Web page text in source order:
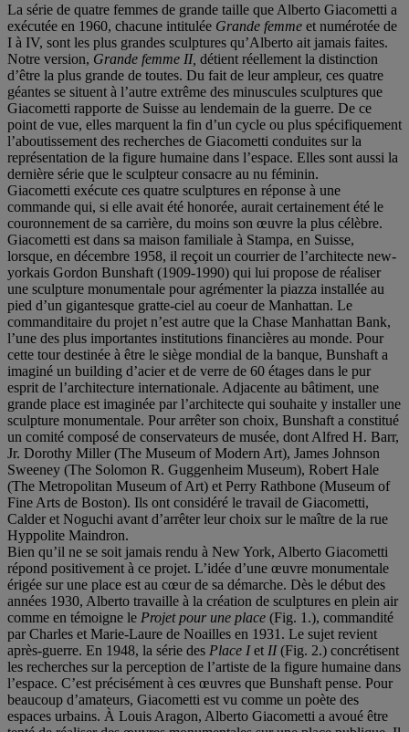
La série de quatre femmes de grande taille que Alberto Giacometti a
exécutée en 1960, chacune intitulée Grande femme et numérotée de
I à IV, sont les plus grandes sculptures qu’Alberto ait jamais faites.
Notre version, Grande femme II, détient réellement la distinction
d’être la plus grande de toutes. Du fait de leur ampleur, ces quatre
géantes se situent à l’autre extrême des minuscules sculptures que
Giacometti rapporte de Suisse au lendemain de la guerre. De ce
point de vue, elles marquent la fin d’un cycle ou plus spécifiquement
l’aboutissement des recherches de Giacometti conduites sur la
représentation de la figure humaine dans l’espace. Elles sont aussi la
dernière série que le sculpteur consacre au nu féminin.
Giacometti exécute ces quatre sculptures en réponse à une
commande qui, si elle avait été honorée, aurait certainement été le
couronnement de sa carrière, du moins son œuvre la plus célèbre.
Giacometti est dans sa maison familiale à Stampa, en Suisse,
lorsque, en décembre 1958, il reçoit un courrier de l’architecte new-
yorkais Gordon Bunshaft (1909-1990) qui lui propose de réaliser
une sculpture monumentale pour agrémenter la piazza installée au
pied d’un gigantesque gratte-ciel au coeur de Manhattan. Le
commanditaire du projet n’est autre que la Chase Manhattan Bank,
l’une des plus importantes institutions financières au monde. Pour
cette tour destinée à être le siège mondial de la banque, Bunshaft a
imaginé un building d’acier et de verre de 60 étages dans le pur
esprit de l’architecture internationale. Adjacente au bâtiment, une
grande place est imaginée par l’architecte qui souhaite y installer une
sculpture monumentale. Pour arrêter son choix, Bunshaft a constitué
un comité composé de conservateurs de musée, dont Alfred H. Barr,
Jr. Dorothy Miller (The Museum of Modern Art), James Johnson
Sweeney (The Solomon R. Guggenheim Museum), Robert Hale
(The Metropolitan Museum of Art) et Perry Rathbone (Museum of
Fine Arts de Boston). Ils ont considéré le travail de Giacometti,
Calder et Noguchi avant d’arrêter leur choix sur le maître de la rue
Hyppolite Maindron.
Bien qu’il ne se soit jamais rendu à New York, Alberto Giacometti
répond positivement à ce projet. L’idée d’une œuvre monumentale
érigée sur une place est au cœur de sa démarche. Dès le début des
années 1930, Alberto travaille à la création de sculptures en plein air
comme en témoigne le Projet pour une place (Fig. 1.), commandité
par Charles et Marie-Laure de Noailles en 1931. Le sujet revient
après-guerre. En 1948, la série des Place Iet II(Fig. 2.) concrétisent
les recherches sur la perception de l’artiste de la figure humaine dans
l’espace. C’est précisément à ces œuvres que Bunshaft pense. Pour
beaucoup d’amateurs, Giacometti est vu comme un poète des
espaces urbains. À Louis Aragon, Alberto Giacometti a avoué être